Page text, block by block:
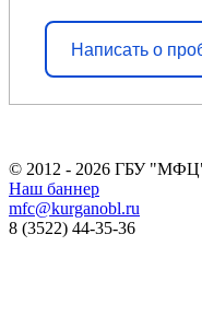
Написать о
© 2012 - 2026 ГБУ "МФЦ"
Наш баннер
mfc@kurganobl.ru
8 (3522) 44-35-36